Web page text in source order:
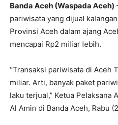
Banda Aceh (Waspada Aceh)
pariwisata yang dijual
Provinsi Aceh dalam ajang
mencapai Rp2 miliar lebih.
“Transaksi pariwisata di Aceh
miliar. Arti, banyak paket
laku terjual,” Ketua Pelaksana
Al Amin di Banda Aceh, Rabu